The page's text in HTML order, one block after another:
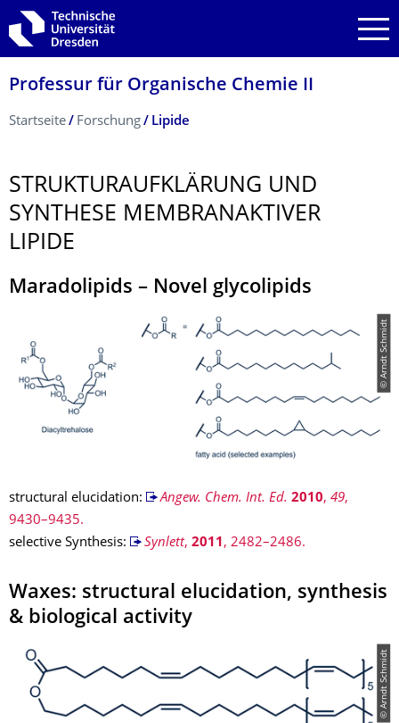
Zur Hauptnavigation springen
Zur Suche springen
Zum Inhalt springen
Professur für Organische Chemie II
Breadcrumb-Menü
Startseite Forschung Lipide
STRUKTURAUFKLÄ­RUNG UND
SYNTHESE MEMBRANAKTIVER
LIPIDE
Maradolipids – Novel glycolipids
© Arndt Schmidt
structural elucidation: Angew. Chem. Int. Ed. 2010, 49,
9430–9435.
selective Synthesis:
Synlett, 2011, 2482–2486.
Waxes: structural elucidation, synthesis
& biological activity
© Arndt Schmidt